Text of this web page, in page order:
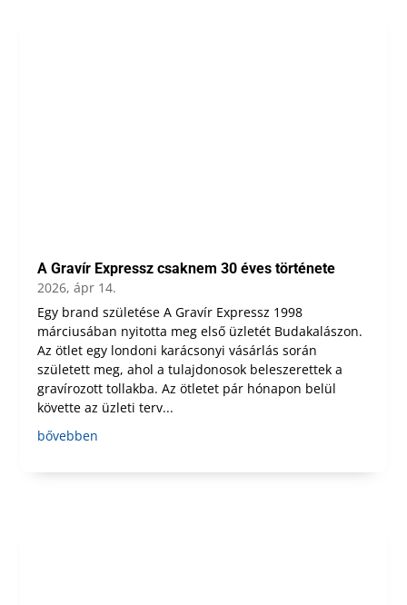
A Gravír Expressz csaknem 30 éves története
2026, ápr 14.
Egy brand születése A Gravír Expressz 1998
márciusában nyitotta meg első üzletét Budakalászon.
Az ötlet egy londoni karácsonyi vásárlás során
született meg, ahol a tulajdonosok beleszerettek a
gravírozott tollakba. Az ötletet pár hónapon belül
követte az üzleti terv...
bővebben